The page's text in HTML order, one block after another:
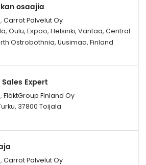
osaajia
Carrot Palvelut Oy
Oulu, Espoo, Helsinki, Vantaa, Central
Ostrobothnia, Uusimaa, Finland
Expert
FläktGroup Finland Oy
37800 Toijala
Carrot Palvelut Oy